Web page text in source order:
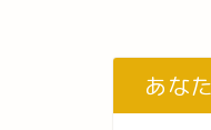
あな